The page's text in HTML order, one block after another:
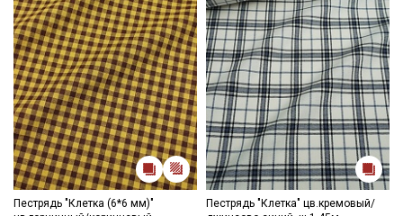
Пестрядь "Клетка (6*6 мм)"
Пестрядь "Клетка" цв.кремовый/